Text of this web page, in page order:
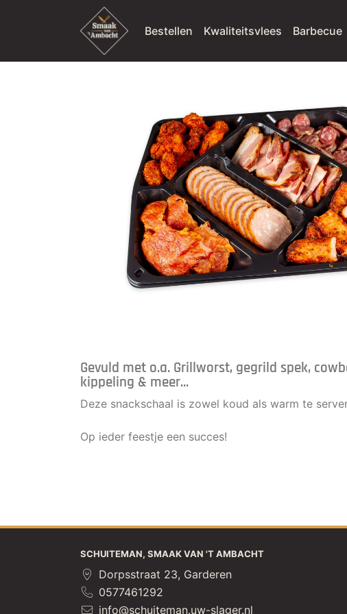
Bestellen Kwaliteitsvlees Barbecue
Gevuld met o.a. Grillworst, gegrild spek,
kippeling & meer...
Deze snackschaal is zowel koud als warm te
Op ieder feestje een succes!
SCHUITEMAN, SMAAK VAN 'T AMBACHT
Dorpsstraat 23, Garderen
0577461292
info@schuiteman.uw-slager.nl